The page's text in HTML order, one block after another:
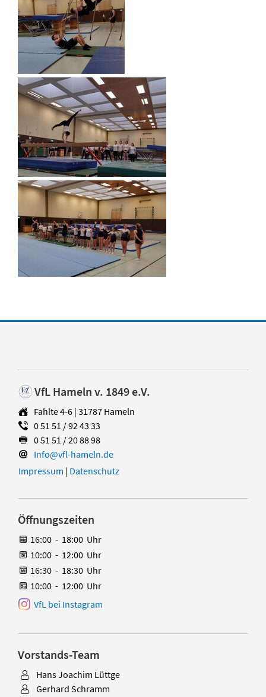
VfL Hameln v. 1849 e.V.
Fahlte 4-6 | 31787 Hameln
0 51 51 / 92 43 33
0 51 51 / 20 88 98
Info@vfl-hameln.de
Impressum | Datenschutz
Öffnungszeiten
16:00 - 18:00 Uhr
10:00 - 12:00 Uhr
16:30 - 18:30 Uhr
10:00 - 12:00 Uhr
VfL bei Instagram
Vorstands-Team
Hans Joachim Lüttge
Gerhard Schramm